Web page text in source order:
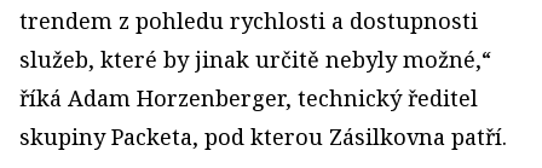
trendem z pohledu rychlosti a dostupnosti
služeb, které by jinak určitě nebyly možné,“
říká Adam Horzenberger, technický ředitel
skupiny Packeta, pod kterou Zásilkovna patří.